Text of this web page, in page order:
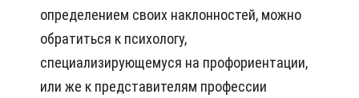
определением своих наклонностей, можно
обратиться к психологу,
специализирующемуся на профориентации,
или же к представителям профессии